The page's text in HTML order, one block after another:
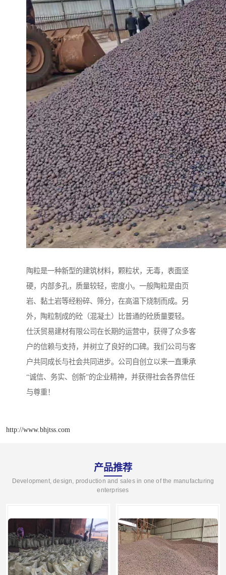
陶粒是一种新型的建筑材料，颗粒状，无毒，表面坚
硬，内部多孔，质量较轻，密度小。一般陶粒是由页
岩、黏土岩等经粉碎、筛分，在高温下烧制而成。另
外，陶粒制成的砼（混凝土）比普通的砼质量要轻。
仕沃贸易建材有限公司在长期的运营中，获得了众多客
户的信赖与支持，并树立了良好的口碑。我们公司与客
户共同成长与社会共同进步。公司自创立以来一直秉承
“诚信、务实、创新”的企业精神，并获得社会各界信任
与尊重！
http://www.bhjtss.com
产品推荐
Development, design, production and sales in one of the manufacturing
enterprises